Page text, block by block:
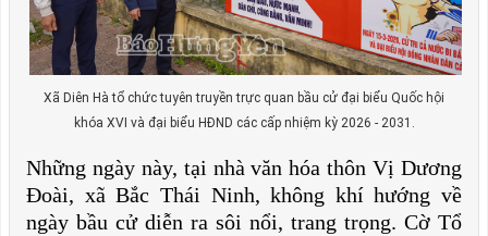
Xã Diên Hà tổ chức tuyên truyền trực quan bầu cử đại biểu Quốc hội
khóa XVI và đại biểu HĐND các cấp nhiệm kỳ 2026 - 2031.
Những ngày này, tại nhà văn hóa thôn Vị Dương
Đoài, xã Bắc Thái Ninh, không khí hướng về
ngày bầu cử diễn ra sôi nổi, trang trọng. Cờ Tổ